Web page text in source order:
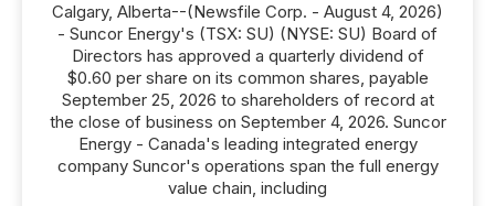
Calgary, Alberta--(Newsfile Corp. - August 4, 2026)
- Suncor Energy's (TSX: SU) (NYSE: SU) Board of
Directors has approved a quarterly dividend of
$0.60 per share on its common shares, payable
September 25, 2026 to shareholders of record at
the close of business on September 4, 2026. Suncor
Energy - Canada's leading integrated energy
company Suncor's operations span the full energy
value chain, including